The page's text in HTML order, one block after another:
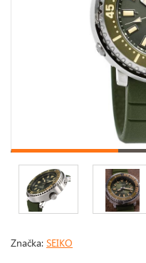
Značka: SEIKO